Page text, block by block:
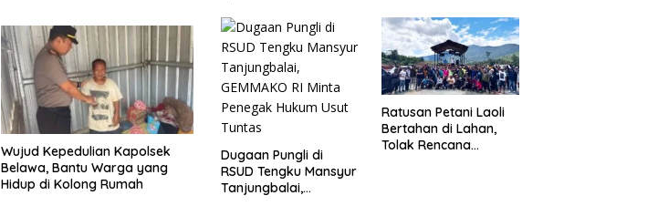
Wujud Kepedulian Kapolsek
Belawa, Bantu Warga yang
Hidup di Kolong Rumah
Dugaan Pungli di
RSUD Tengku Mansyur
Tanjungbalai,
Ratusan Petani Laoli
Bertahan di Lahan,
Tolak Rencana